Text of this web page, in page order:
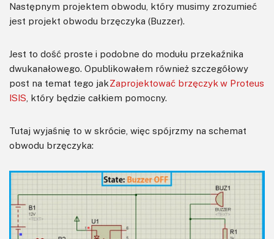
Następnym projektem obwodu, który musimy zrozumieć
jest projekt obwodu brzęczyka (Buzzer).
Jest to dość proste i podobne do modułu przekaźnika
dwukanałowego. Opublikowałem również szczegółowy
post na temat tego jakZaprojektować brzęczyk w Proteus
ISIS , który będzie całkiem pomocny.
Tutaj wyjaśnię to w skrócie, więc spójrzmy na schemat
obwodu brzęczyka: